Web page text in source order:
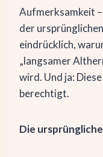
Aufmerksamkeit
der
eindrücklich,
„langsamer
wird. Und ja:
berechtigt.
Die